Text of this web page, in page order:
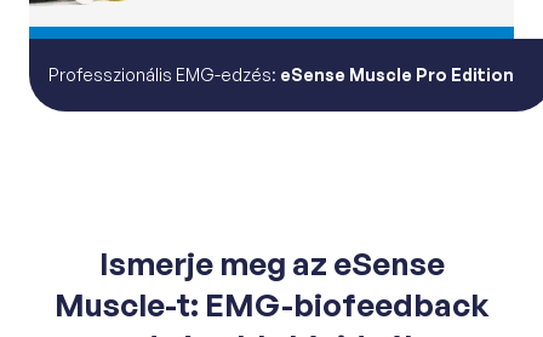
Professzionális EMG-edzés: eSense Muscle Pro Edition
Ismerje meg az eSense
Muscle-t: EMG-biofeedback